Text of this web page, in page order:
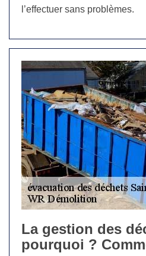
l’effectuer sans problèmes.
La gestion des
pourquoi ?